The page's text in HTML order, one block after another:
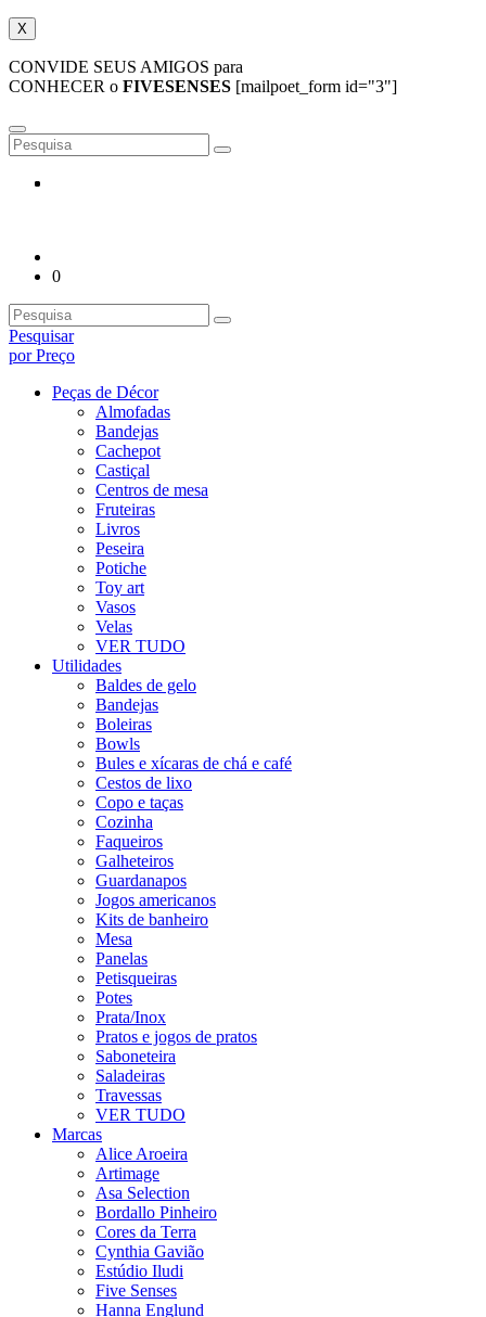
X
CONVIDE SEUS AMIGOS para
CONHECER o FIVESENSES [mailpoet_form id="3"]
0
Pesquisar
por Preço
Peças de Décor
Almofadas
Bandejas
Cachepot
Castiçal
Centros de mesa
Fruteiras
Livros
Peseira
Potiche
Toy art
Vasos
Velas
VER TUDO
Utilidades
Baldes de gelo
Bandejas
Boleiras
Bowls
Bules e xícaras de chá e café
Cestos de lixo
Copo e taças
Cozinha
Faqueiros
Galheteiros
Guardanapos
Jogos americanos
Kits de banheiro
Mesa
Panelas
Petisqueiras
Potes
Prata/Inox
Pratos e jogos de pratos
Saboneteira
Saladeiras
Travessas
VER TUDO
Marcas
Alice Aroeira
Artimage
Asa Selection
Bordallo Pinheiro
Cores da Terra
Cynthia Gavião
Estúdio Iludi
Five Senses
Hanna Englund